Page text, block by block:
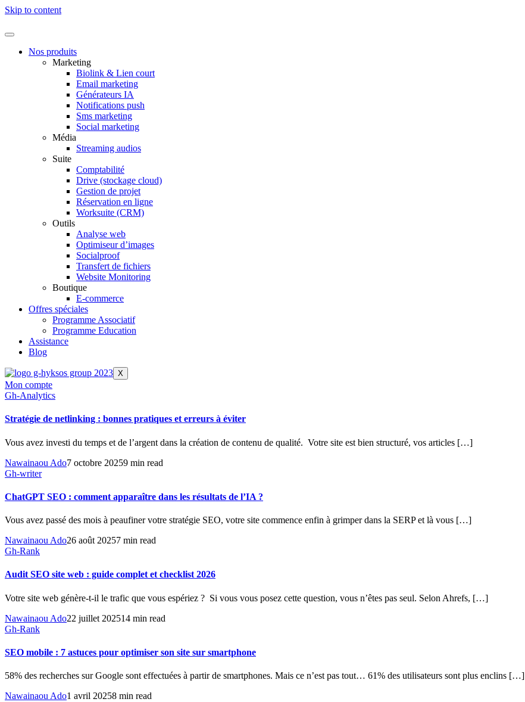
Skip to content
Nos produits
Marketing
Biolink & Lien court
Email marketing
Générateurs IA
Notifications push
Sms marketing
Social marketing
Média
Streaming audios
Suite
Comptabilité
Drive (stockage cloud)
Gestion de projet
Réservation en ligne
Worksuite (CRM)
Outils
Analyse web
Optimiseur d’images
Socialproof
Transfert de fichiers
Website Monitoring
Boutique
E-commerce
Offres spéciales
Programme Associatif
Programme Education
Assistance
Blog
X
Mon compte
Gh-Analytics
Stratégie de netlinking : bonnes pratiques et erreurs à éviter
Vous avez investi du temps et de l’argent dans la création de contenu de qualité. Votre site est bien structuré, vos articles […]
Nawainaou Ado7 octobre 20259 min read
Gh-writer
ChatGPT SEO : comment apparaître dans les résultats de l’IA ?
Vous avez passé des mois à peaufiner votre stratégie SEO, votre site commence enfin à grimper dans la SERP et là vous […]
Nawainaou Ado26 août 20257 min read
Gh-Rank
Audit SEO site web : guide complet et checklist 2026
Votre site web génère-t-il le trafic que vous espériez ? Si vous vous posez cette question, vous n’êtes pas seul. Selon Ahrefs, […]
Nawainaou Ado22 juillet 202514 min read
Gh-Rank
SEO mobile : 7 astuces pour optimiser son site sur smartphone
58% des recherches sur Google sont effectuées à partir de smartphones. Mais ce n’est pas tout… 61% des utilisateurs sont plus enclins […]
Nawainaou Ado1 avril 20258 min read